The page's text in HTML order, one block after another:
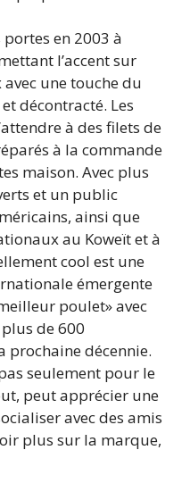
portes en 2003 à
l’accent sur
une touche du
décontracté. Les
à des filets de
à la commande
maison. Avec plus
et un public
ainsi que
au Koweït et à
cool est une
émergente
poulet» avec
de 600
prochaine décennie.
seulement pour le
peut apprécier une
avec des amis
plus sur la marque,